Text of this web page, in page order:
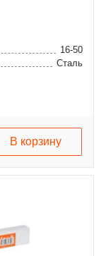
16-50
Сталь
В корзину